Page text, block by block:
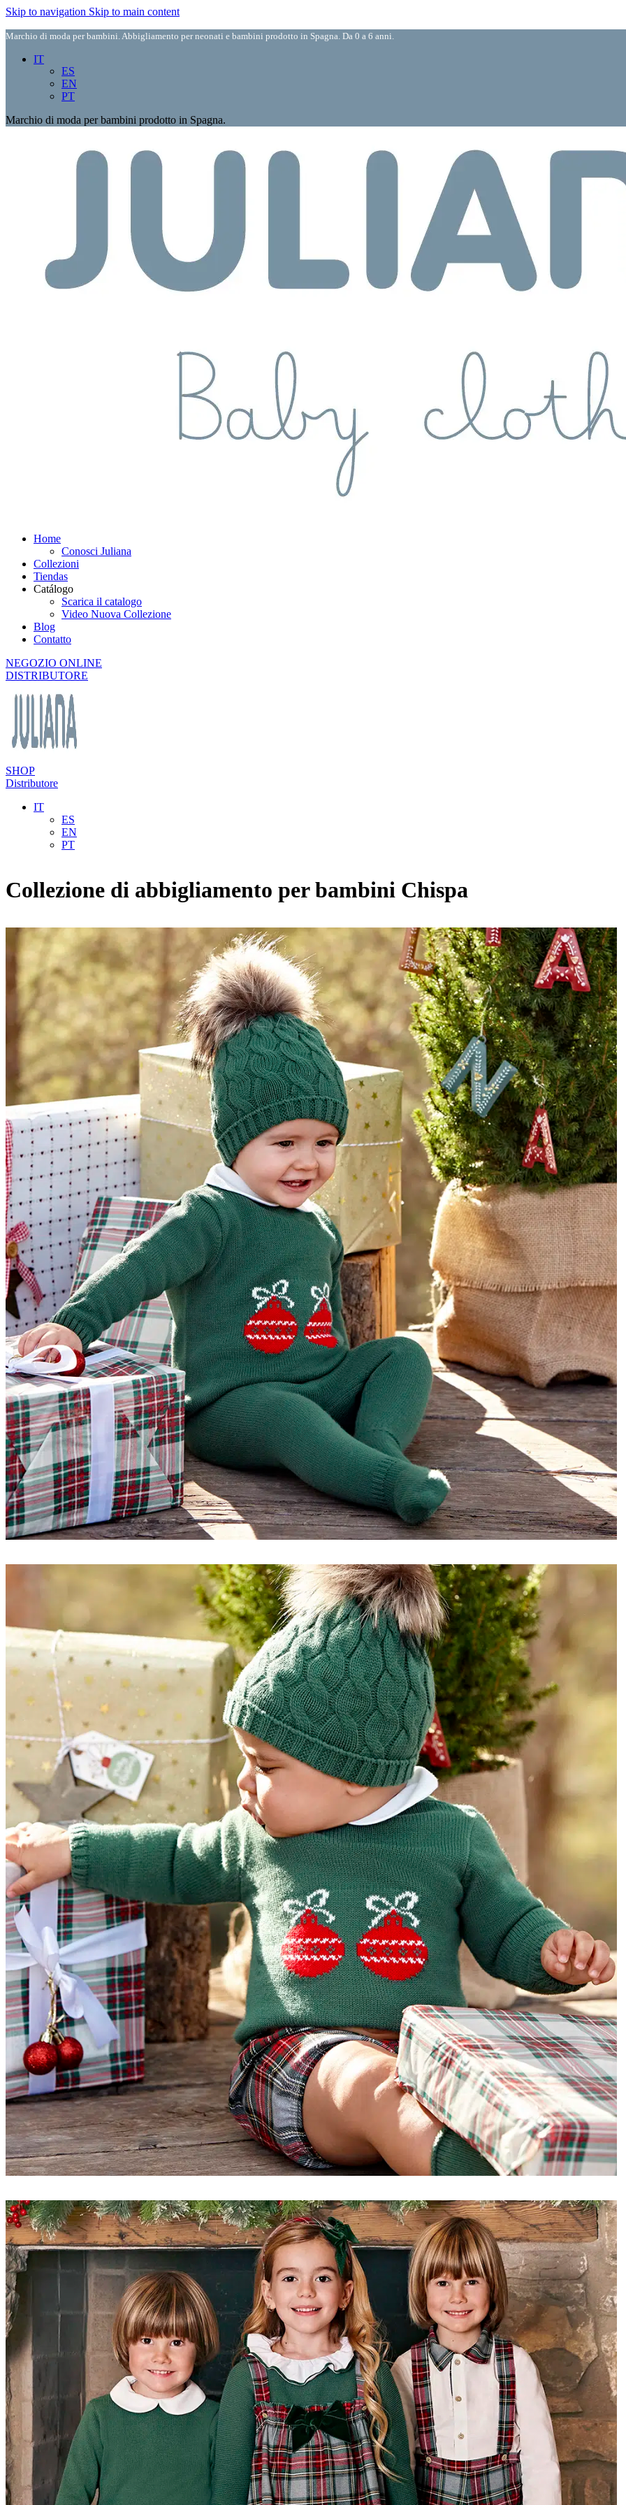
Skip to navigation Skip to main content
Marchio di moda per bambini. Abbigliamento per neonati e bambini prodotto in Spagna. Da 0 a 6 anni.
IT
ES
EN
PT
Marchio di moda per bambini prodotto in Spagna.
Home
Conosci Juliana
Collezioni
Tiendas
Catálogo
Scarica il catalogo
Video Nuova Collezione
Blog
Contatto
NEGOZIO ONLINE
DISTRIBUTORE
SHOP
Distributore
IT
ES
EN
PT
Collezione di abbigliamento per bambini Chispa